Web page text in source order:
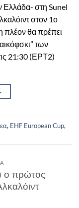
Ελλάδα- στη Sunel
στον 1ο
πλέον θα πρέπει
των
21:30 (ΕΡΤ2)
, EHF European Cup,
ο πρώτος